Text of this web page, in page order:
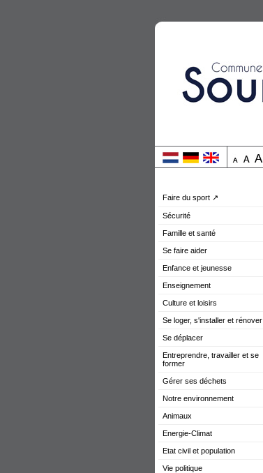
Faire du sport ↗
Sécurité
Famille et santé
Se faire aider
Enfance et jeunesse
Enseignement
Culture et loisirs
Se loger, s'installer et rénover
Se déplacer
Entreprendre, travailler et se
former
Gérer ses déchets
Notre environnement
Animaux
Energie-Climat
Etat civil et population
Vie politique